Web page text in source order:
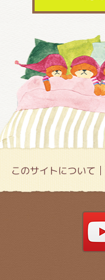
このサイトについて